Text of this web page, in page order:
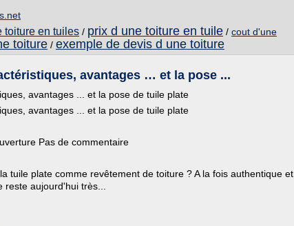
toiture en tuiles / prix d une toiture en tuile / cout d'une
toiture / exemple de devis d une toiture
avantages … et la pose ...
avantages ... et la pose de tuile plate
avantages ... et la pose de tuile plate
Pas de commentaire
tuile plate comme revêtement de toiture ? A la fois authentique et
aujourd'hui très...